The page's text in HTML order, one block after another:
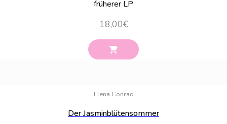
früherer LP
18,00€
Elena Conrad
Der Jasminblütensommer